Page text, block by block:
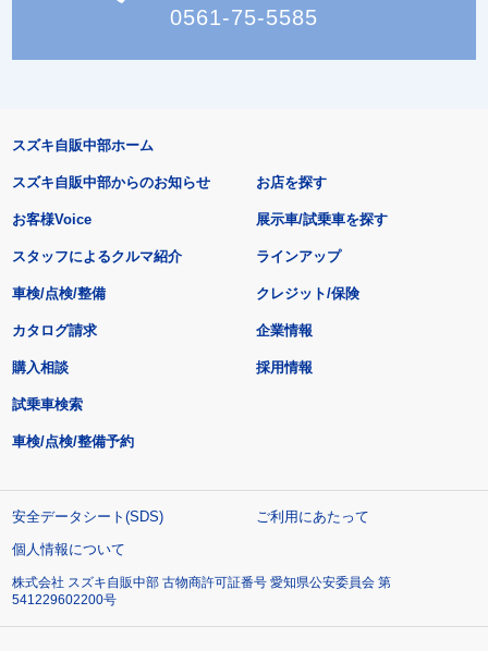
0561-75-5585
スズキ自販中部ホーム
スズキ自販中部からのお知らせ
お客様Voice
スタッフによるクルマ紹介
お店を探す
展示車/試乗車を探す
ラインアップ
車検/点検/整備 クレジット/保険
カタログ請求
購入相談
試乗車検索
車検/点検/整備予約
企業情報
採用情報
安全データシート(SDS)
ご利用にあたって
個人情報について
株式会社 スズキ自販中部 古物商許可証番号 愛知県公安委員会 第
541229602200号